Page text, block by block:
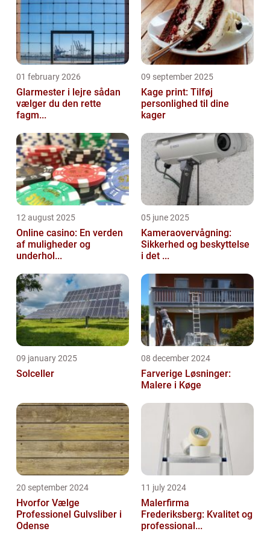
01 february 2026
Glarmester i lejre sådan
vælger du den rette
fagm...
09 september 2025
Kage print: Tilføj
personlighed til dine
kager
12 august 2025
Online casino: En verden
af muligheder og
underhol...
05 june 2025
Kameraovervågning:
Sikkerhed og beskyttelse
i det ...
09 january 2025
Solceller
08 december 2024
Farverige Løsninger:
Malere i Køge
20 september 2024
Hvorfor Vælge
Professionel Gulvsliber i
Odense
11 july 2024
Malerfirma
Frederiksberg: Kvalitet og
professional...